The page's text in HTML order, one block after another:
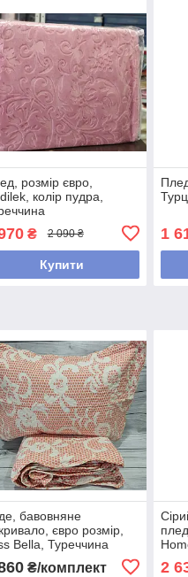
розмір євро,
колір пудра,
₴ 2 090 ₴
Купити
1
бавовняне
євро розмір,
Bella, Туреччина
₴/комплект 2